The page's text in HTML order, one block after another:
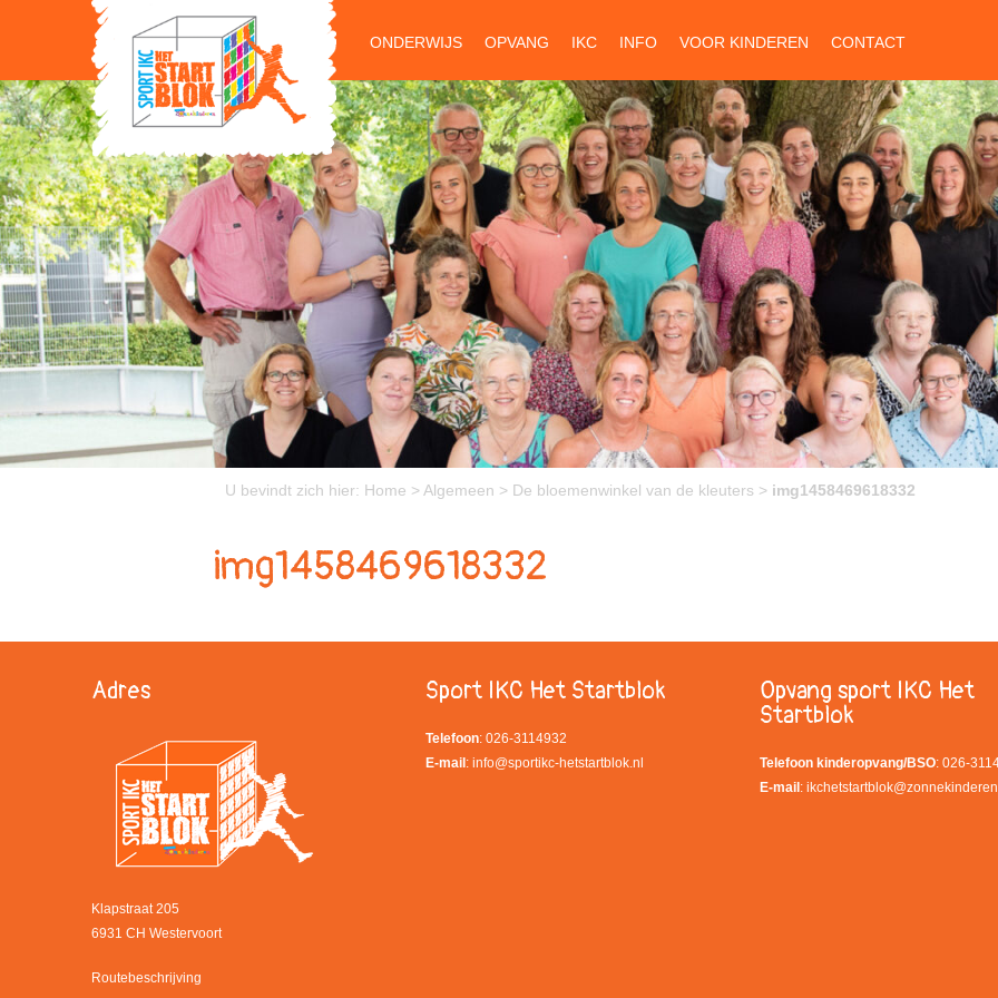
ONDERWIJS OPVANG IKC INFO VOOR KINDEREN CONTACT
U bevindt zich hier: Home > Algemeen > De bloemenwinkel van de kleuters > img1458469618332
img1458469618332
Adres
Klapstraat 205
6931 CH Westervoort
Routebeschrijving
Sport IKC Het Startblok
Telefoon: 026-3114932
E-mail : info@sportikc-hetstartblok.nl
Opvang sport IKC Het
Startblok
Telefoon kinderopvang/BSO: 026-
E-mail :